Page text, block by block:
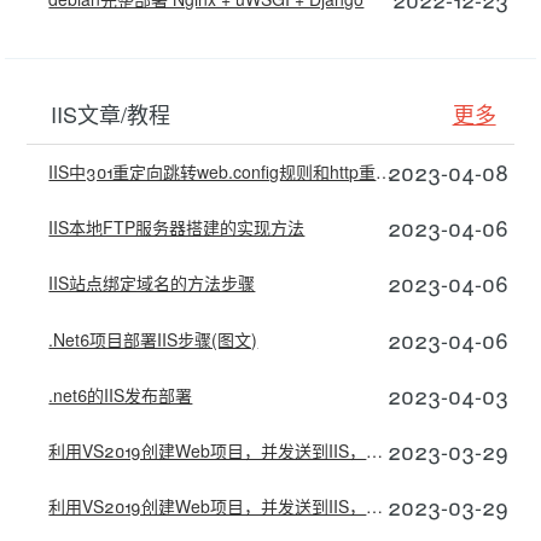
IIS文章/教程 更多
IIS中301重定向跳转web.config规则和http重定向模块的实现教程2023-04-08
IIS本地FTP服务器搭建的实现方法 2023-04-06
IIS站点绑定域名的方法步骤 2023-04-06
.Net6项目部署IIS步骤(图文) 2023-04-06
.net6的IIS发布部署 2023-04-03
利用VS2019创建Web项目，并发送到IIS，以及IIS与ASP.NET配置 2023-03-29
利用VS2019创建Web项目，并发送到IIS，以及IIS与ASP.NET配置 2023-03-29